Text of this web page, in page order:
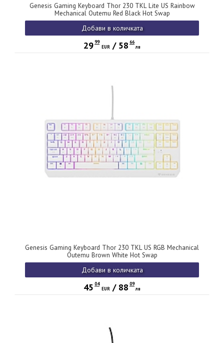
Genesis Gaming Keyboard Thor 230 TKL Lite US Rainbow
Mechanical Outemu Red Black Hot Swap
Добави в количката
2999
EUR / 58 66
лв
Genesis Gaming Keyboard Thor 230 TKL US RGB Mechanical
Outemu Brown White Hot Swap
Добави в количката
45 04
EUR / 88 09
лв